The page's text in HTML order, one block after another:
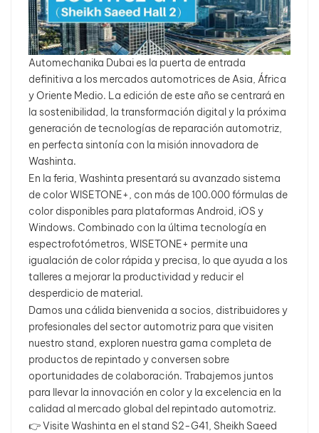
Automechanika Dubai es la puerta de entrada
definitiva a los mercados automotrices de Asia, África
y Oriente Medio. La edición de este año se centrará en
la sostenibilidad, la transformación digital y la próxima
generación de tecnologías de reparación automotriz,
en perfecta sintonía con la misión innovadora de
Washinta.
En la feria, Washinta presentará su avanzado sistema
de color WISETONE+, con más de 100.000 fórmulas de
color disponibles para plataformas Android, iOS y
Windows. Combinado con la última tecnología en
espectrofotómetros, WISETONE+ permite una
igualación de color rápida y precisa, lo que ayuda a los
talleres a mejorar la productividad y reducir el
desperdicio de material.
Damos una cálida bienvenida a socios, distribuidores y
profesionales del sector automotriz para que visiten
nuestro stand, exploren nuestra gama completa de
productos de repintado y conversen sobre
oportunidades de colaboración. Trabajemos juntos
para llevar la innovación en color y la excelencia en la
calidad al mercado global del repintado automotriz.
👉 Visite Washinta en el stand S2-G41, Sheikh Saeed